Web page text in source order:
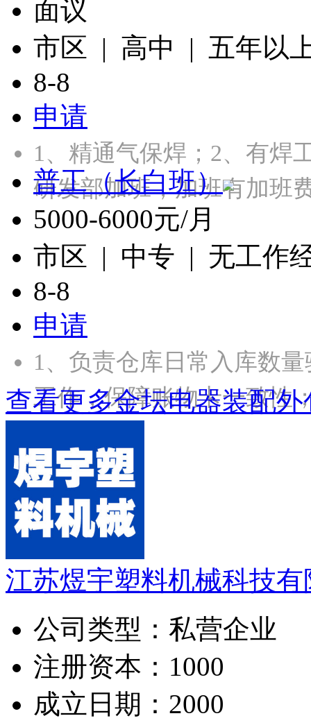
面议
市区 | 高中 | 五年以
8-8
申请
1、精通气保焊；2、有焊
研发部加班，加班有加
普工（长白班）
5000-6000元/月
市区 | 中专 | 无工作
8-8
申请
1、负责仓库日常入库数
工作，保障账物卡一致
查看更多金坛电器装配
江苏煜宇塑料机械科技有
公司类型： 私营企业
注册资本： 1000
成立日期： 2000